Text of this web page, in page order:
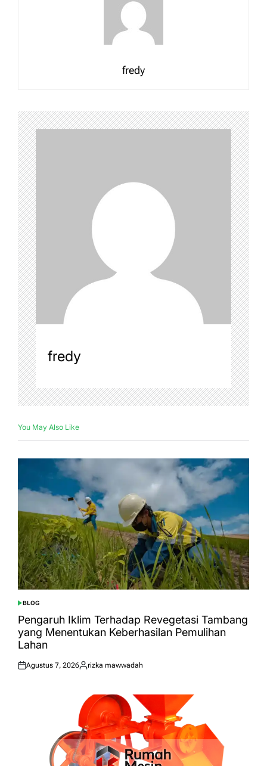
fredy
fredy
You May Also Like
POSTED
IN
BLOG
Pengaruh Iklim Terhadap Revegetasi Tambang
yang Menentukan Keberhasilan Pemulihan
Lahan
Posted
Agustus 7, 2026
Posted
rizka mawwadah